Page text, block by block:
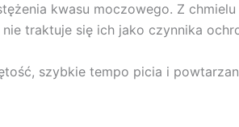
kwasu moczowego. Z chmielu
traktuje się ich jako czynnika
szybkie tempo picia i